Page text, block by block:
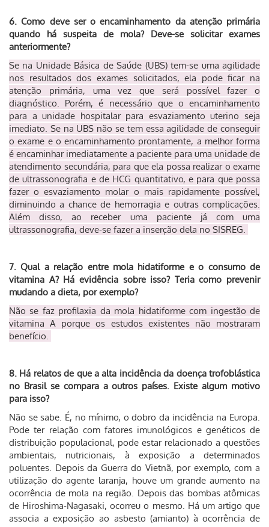
6. Como deve ser o encaminhamento da atenção primária
quando há suspeita de mola? Deve-se solicitar exames
anteriormente?
Se na Unidade Básica de Saúde (UBS) tem-se uma agilidade
nos resultados dos exames solicitados, ela pode ficar na
atenção primária, uma vez que será possível fazer o
diagnóstico. Porém, é necessário que o encaminhamento
para a unidade hospitalar para esvaziamento uterino seja
imediato. Se na UBS não se tem essa agilidade de conseguir
o exame e o encaminhamento prontamente, a melhor forma
é encaminhar imediatamente a paciente para uma unidade de
atendimento secundária, para que ela possa realizar o exame
de ultrassonografia e de HCG quantitativo, e para que possa
fazer o esvaziamento molar o mais rapidamente possível,
diminuindo a chance de hemorragia e outras complicações.
Além disso, ao receber uma paciente já com uma
ultrassonografia, deve-se fazer a inserção dela no SISREG.
7. Qual a relação entre mola hidatiforme e o consumo de
vitamina A? Há evidência sobre isso? Teria como prevenir
mudando a dieta, por exemplo?
Não se faz profilaxia da mola hidatiforme com ingestão de
vitamina A porque os estudos existentes não mostraram
benefício.
8. Há relatos de que a alta incidência da doença trofoblástica
no Brasil se compara a outros países. Existe algum motivo
para isso?
Não se sabe. É, no mínimo, o dobro da incidência na Europa.
Pode ter relação com fatores imunológicos e genéticos de
distribuição populacional, pode estar relacionado a questões
ambientais, nutricionais, à exposição a determinados
poluentes. Depois da Guerra do Vietnã, por exemplo, com a
utilização do agente laranja, houve um grande aumento na
ocorrência de mola na região. Depois das bombas atômicas
de Hiroshima-Nagasaki, ocorreu o mesmo. Há um artigo que
associa a exposição ao asbesto (amianto) à ocorrência de